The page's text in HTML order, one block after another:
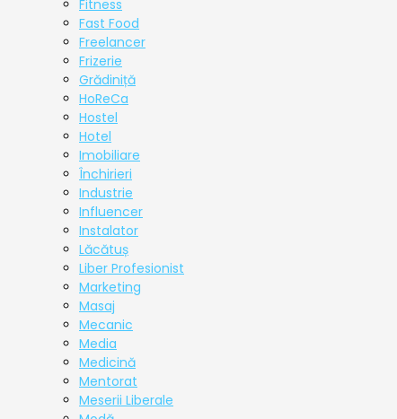
Fitness
Fast Food
Freelancer
Frizerie
Grădiniță
HoReCa
Hostel
Hotel
Imobiliare
Închirieri
Industrie
Influencer
Instalator
Lăcătuș
Liber Profesionist
Marketing
Masaj
Mecanic
Media
Medicină
Mentorat
Meserii Liberale